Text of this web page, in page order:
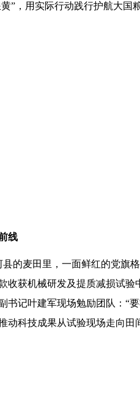
”，用实际行动践行护航大国
线
的麦田里，一面鲜红的党旗
收获机械研发及提质减损试验
书记叶建军现场勉励团队：“
动科技成果从试验现场走向田